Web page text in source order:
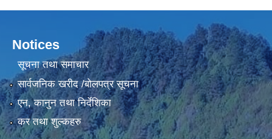
Notices
सूचना तथा समाचार
सार्वजनिक खरीद /बोलपत्र सूचना
एन, कानुन तथा निर्देशिका
कर तथा शुल्कहरु